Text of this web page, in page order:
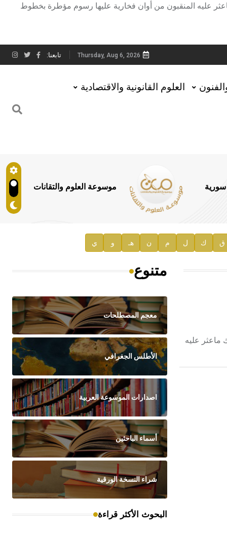
عليه المنقبون من أوان فخارية عليها رسوم مؤطرة بخطوط
Thursday, Aug 6, 2026 تابعنا:
العلوم القانونية والاقتصادية
سورية موسوعة العلوم والتقانات
ق ك ل م ن هـ و ي
ماعثر عليه
متنوع
معجم المصطلحات
الأطلس الجغرافي
اصدارات الموسوعة العربية
أسماء الباحثين
شراء النسخة الورقية
البحوث الأكثر قراءة